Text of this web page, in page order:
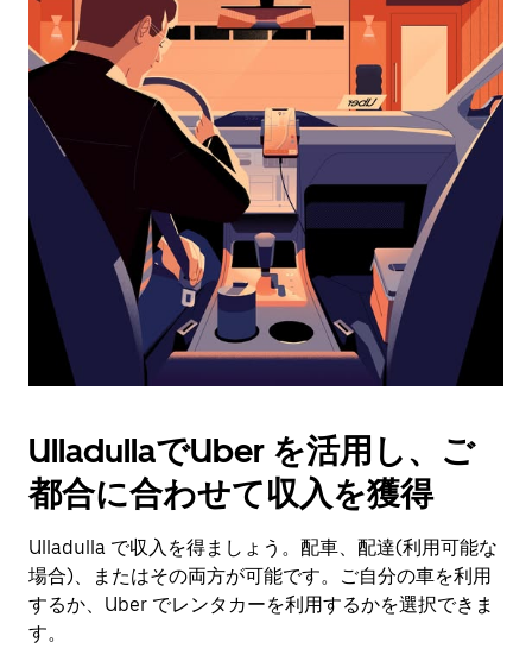
ダ
ー
を
操
作
し、
を
選
択
す。
ン
で
カ
ン
ダ
ー
を
閉
UlladullaでUber を活用し、ご
都合に合わせて収入を獲得
Ulladulla で収入を得ましょう。配車、配達(利用可能な
場合)、またはその両方が可能です。ご自分の車を利用
するか、Uber でレンタカーを利用するかを選択できま
す。